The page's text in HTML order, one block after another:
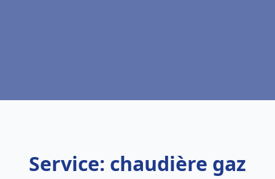
Service: chaudière gaz